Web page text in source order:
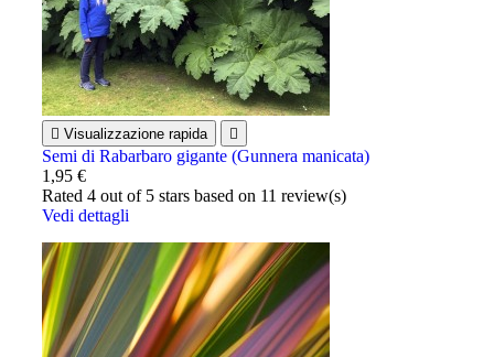
 Visualizzazione rapida 
Semi di Rabarbaro gigante (Gunnera manicata)
1,95 €
Rated4 out of 5 stars based on 11 review(s)
Vedi dettagli